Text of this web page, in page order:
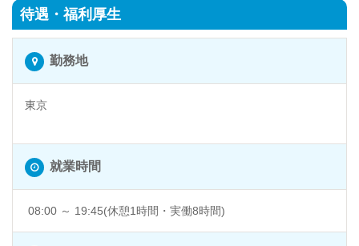
待遇・福利厚生
勤務地
東京
就業時間
08:00 ～ 19:45(休憩1時間・実働8時間)